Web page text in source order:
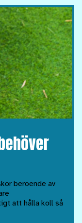
beroende av
att hålla koll så